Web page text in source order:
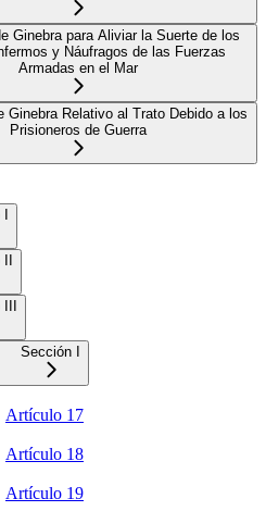
Ginebra para Aliviar la Suerte de los
y Náufragos de las Fuerzas
Armadas en el Mar
Ginebra Relativo al Trato Debido a los
Prisioneros de Guerra
Sección I
Artículo 17
Artículo 18
Artículo 19